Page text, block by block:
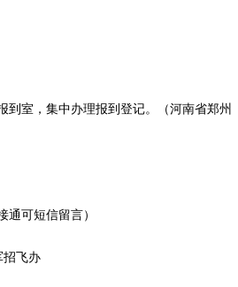
室，集中办理报到登记。（河南省郑州
可短信留言）